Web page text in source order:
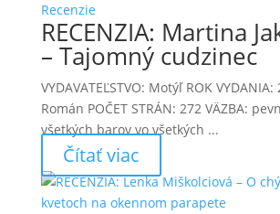
Recenzie
RECENZIA: Martina
– Tajomný cudzinec
VYDAVATEĽSTVO: Motýľ ROK VYDANIA:
Román POČET STRÁN: 272 VÄZBA:
všetkých barov vo všetkých ...
Čítať viac